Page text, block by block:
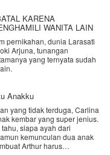
KARENA
WANITA LAIN
pernikahan, dunia Larasati
Arjuna, tunangan
yang ternyata sudah
demi harga diri. Namun,
CEO konglomerat
siap pasang badan
menyesal bersama
Anakku
yang tidak terduga, Carlina
kembar yang super jenius.
siapa ayah dari
kemunculan dua anak
Arthur harus